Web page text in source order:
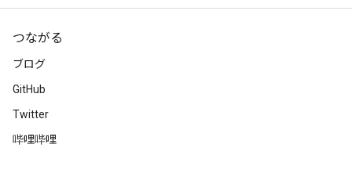
つながる
ブログ
GitHub
Twitter
哔哩哔哩